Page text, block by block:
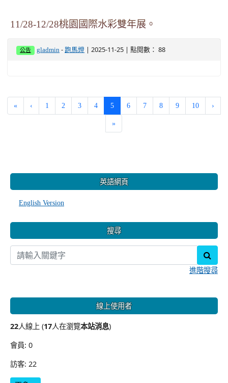
11/28-12/28桃園國際水彩雙年展。
公告 gladmin - 跑馬燈 | 2025-11-25 | 點閱數： 88
« ‹ 1 2 3 4 5(current)
6 7 8 9 10 ›
»
英語網頁
English Version
搜尋
進階搜尋
線上使用者
22人線上 (17人在瀏覽本站消息)
會員: 0
訪客: 22